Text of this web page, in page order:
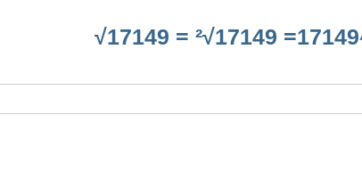
√17149 = ²√17149 =17149